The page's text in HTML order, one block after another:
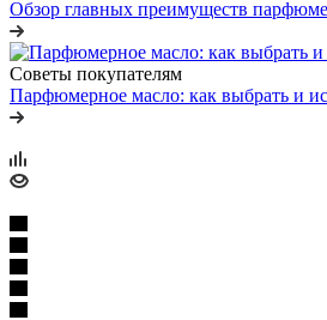
Обзор главных преимуществ
Советы покупателям
Парфюмерное масло: как выбрать и